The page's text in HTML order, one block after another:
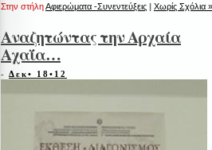
Στην στήληΑφιερώματα -Συνεντεύξεις | Χωρίς Σχόλια »
Αναζητώντας την Αρχαία
Αχαΐα…
- Δεκ• 18•12